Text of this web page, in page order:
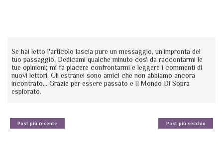
Se hai letto l'articolo lascia pure un messaggio, un'impronta del
tuo passaggio. Dedicami qualche minuto così da raccontarmi le
tue opinioni; mi fa piacere confrontarmi e leggere i commenti di
nuovi lettori. Gli estranei sono amici che non abbiamo ancora
incontrato... Grazie per essere passato e Il Mondo Di Sopra
esplorato.
Post più recente Post più vecchio